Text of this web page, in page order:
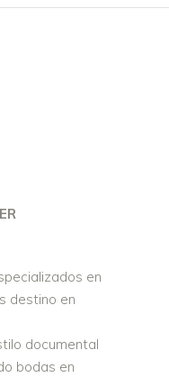
en
destino en
documental
bodas en